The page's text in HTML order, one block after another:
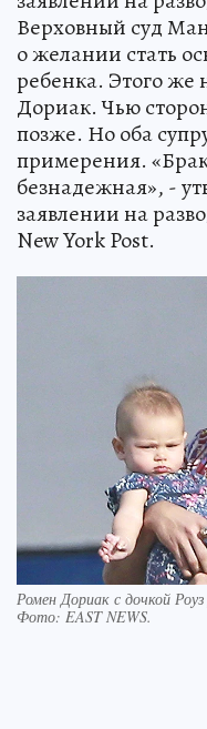
Верховный суд
о желании стать
ребенка. Этого же
Дориак. Чью
позже. Но оба
примерения.
безнадежная», -
заявлении на
New York Post.
Ромен Дориак с дочкой
Фото: EAST NEWS.